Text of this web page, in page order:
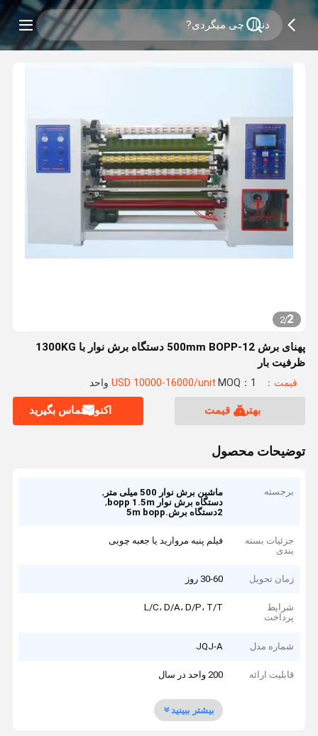
2
/
2
پهنای برش 12-500mm BOPP دستگاه برش نوار با 1300KG
ظرفیت بار
قیمت：USD 10000-16000/unit MOQ：1 واحد
بهترین قیمت اکنون تماس بگیرید
توضیحات محصول
برجسته ماشین برش نوار 500 میلی متر
,
دستگاه برش نوار bopp 1.5m
,
2دستگاه برش.5m bopp
جزئیات بسته
بندی
فیلم پنبه مروارید یا جعبه چوبی
زمان تحویل 30-60 روز
شرایط
پرداخت
L/C، D/A، D/P، T/T
شماره مدل JQJ-A
قابلیت ارائه 200 واحد در سال
بیشتر ببینید